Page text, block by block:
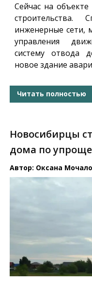
Сейчас на
строительства.
инженерные сети,
управления
систему отвода
новое здание
Читать полностью
Новосибирцы
дома по
Автор: Оксана